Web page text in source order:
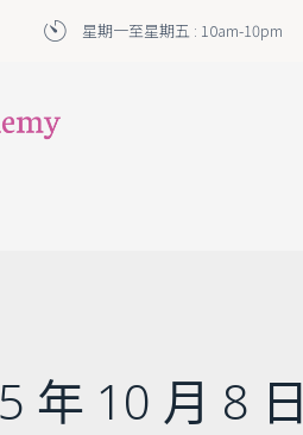
星期一至星期五 : 10am-10pm
年 10 月 8 日